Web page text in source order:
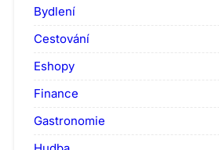
Bydlení
Cestování
Eshopy
Finance
Gastronomie